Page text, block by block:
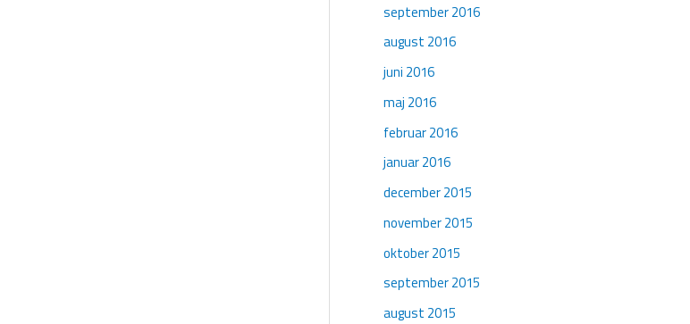
september 2016
august 2016
juni 2016
maj 2016
februar 2016
januar 2016
december 2015
november 2015
oktober 2015
september 2015
august 2015